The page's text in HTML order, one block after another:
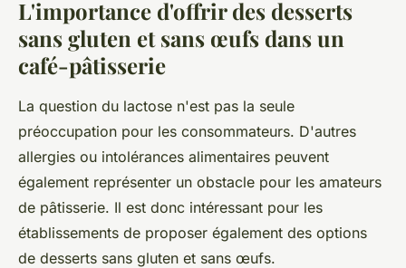
L'importance d'offrir des desserts
sans gluten et sans œufs dans un
café-pâtisserie
La question du lactose n'est pas la seule
préoccupation pour les consommateurs. D'autres
allergies ou intolérances alimentaires peuvent
également représenter un obstacle pour les amateurs
de pâtisserie. Il est donc intéressant pour les
établissements de proposer également des options
de desserts sans gluten et sans œufs.